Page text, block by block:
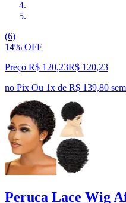
(6)
14% OFF
Preço R$ 120,23R$ 120,23
no Pix Ou 1x de R$ 139,80
Peruca Lace Wig